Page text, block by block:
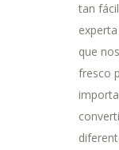
tan
que
fresco